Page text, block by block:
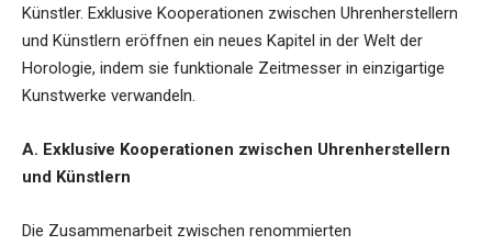
Künstler. Exklusive Kooperationen zwischen Uhrenherstellern
und Künstlern eröffnen ein neues Kapitel in der Welt der
Horologie, indem sie funktionale Zeitmesser in einzigartige
Kunstwerke verwandeln.
A. Exklusive Kooperationen zwischen Uhrenherstellern
und Künstlern
Die Zusammenarbeit zwischen renommierten